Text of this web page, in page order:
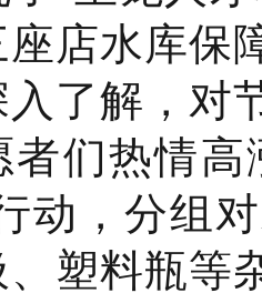
店水库保
入了解，对
们热情高
动，分组
塑料瓶等